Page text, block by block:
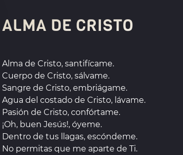
ALMA DE CRISTO
Alma de Cristo, santifícame.
Cuerpo de Cristo, sálvame.
Sangre de Cristo, embriágame.
Agua del costado de Cristo, lávame.
Pasión de Cristo, confórtame.
¡Oh, buen Jesús!, óyeme.
Dentro de tus llagas, escóndeme.
No permitas que me aparte de Ti.